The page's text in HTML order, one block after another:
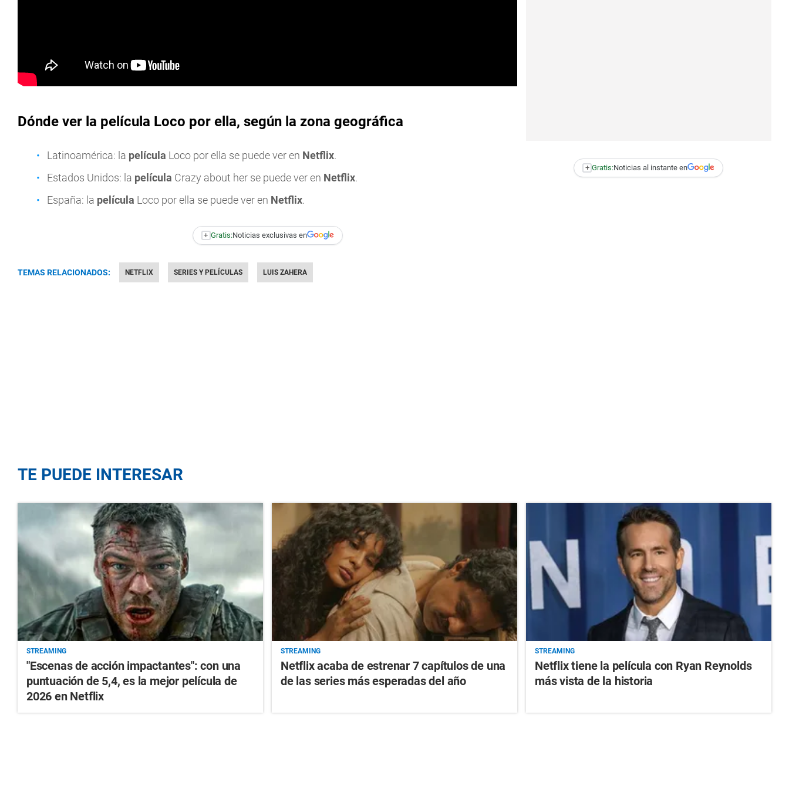
Dónde ver la película Loco por ella, según la zona geográfica
Latinoamérica: la película Loco por ella se puede ver en Netflix.
Estados Unidos: la película Crazy about her se puede ver en Netflix.
España: la película Loco por ella se puede ver en Netflix.
+ Gratis:Noticias exclusivas en
TEMAS RELACIONADOS: NETFLIX SERIES Y PELÍCULAS LUIS ZAHERA
+ Gratis:Noticias al instante en
TE PUEDE INTERESAR
STREAMING
"Escenas de acción impactantes": con una
puntuación de 5,4, es la mejor película de
2026 en Netflix
STREAMING
Netflix acaba de estrenar 7 capítulos de una
de las series más esperadas del año
STREAMING
Netflix tiene la película con Ryan Reynolds
más vista de la historia